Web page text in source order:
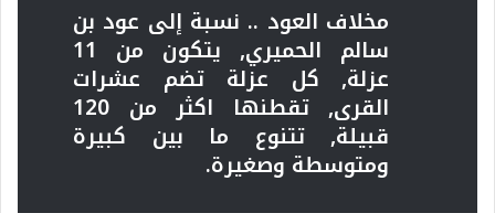
مخلاف العود .. نسبة إلى عود بن
سالم الحميري, يتكون من 11
عزلة, كل عزلة تضم عشرات
القرى, تقطنها اكثر من 120
قبيلة, تتنوع ما بين كبيرة
ومتوسطة وصغيرة.